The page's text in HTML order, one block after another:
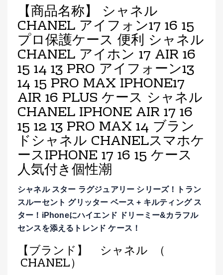
【商品名称】 シャネル
CHANEL アイフォン17 16 15
プロ保護ケース 便利 シャネル
CHANEL アイホン 17 AIR 16
15 14 13 PRO アイフォーン13
14 15 PRO MAX IPHONE17
AIR 16 PLUS ケース シャネル
CHANEL IPHONE AIR 17 16
15 12 13 PRO MAX 14 ブラン
ドシャネル CHANELスマホケ
ースIPHONE 17 16 15 ケース
人気付き個性潮
シャネル スター ラグジュアリー シリーズ！トラン
スルーセント グリッター ベース + キルティング ス
ター！iPhoneにハイエンド ドリーミー&カラフル
センスを添えるトレンド ケース！
【ブランド】 シャネル （
CHANEL）